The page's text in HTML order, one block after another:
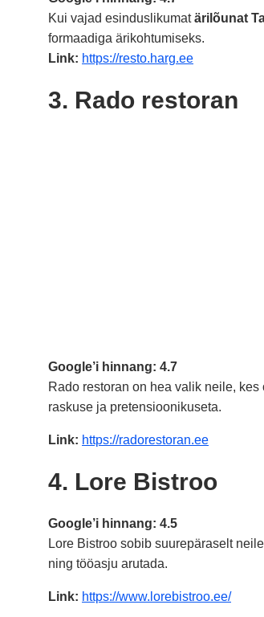
Kui vajad esinduslikumatärilõunat
formaadiga ärikohtumiseks.
Link: https://resto.harg.ee
3. Rado restoran
Google’i hinnang: 4.7
Rado restoran on hea valik neile,
raskuse ja pretensioonikuseta.
Link: https://radorestoran.ee
4. Lore Bistroo
Google’i hinnang: 4.5
Lore Bistroo sobib suurepäraselt
ning tööasju arutada.
Link: https://www.lorebistroo.ee/